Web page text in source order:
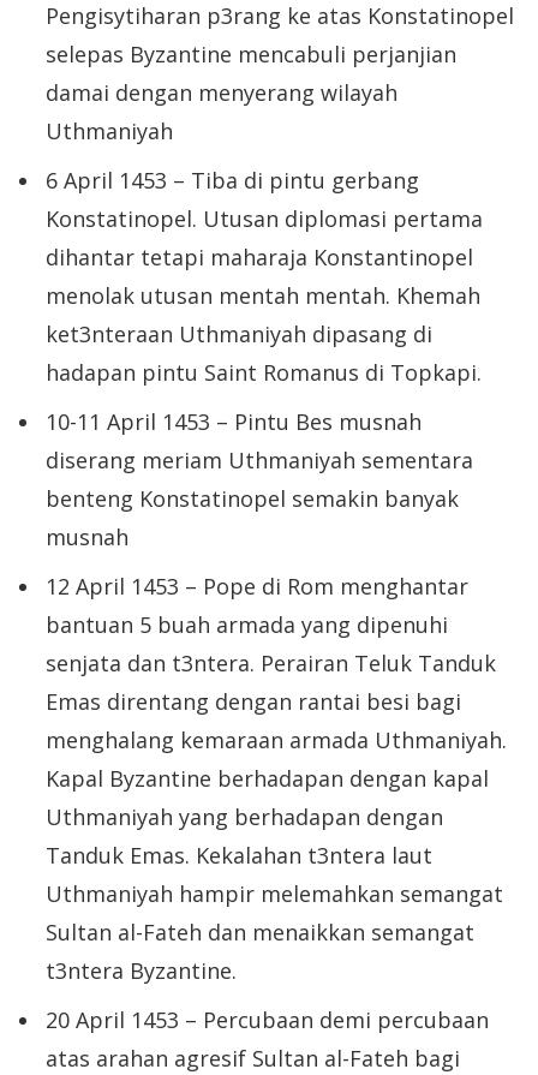
Pengisytiharan p3rang ke atas Konstatinopel
selepas Byzantine mencabuli perjanjian
damai dengan menyerang wilayah
Uthmaniyah
6 April 1453 – Tiba di pintu gerbang
Konstatinopel. Utusan diplomasi pertama
dihantar tetapi maharaja Konstantinopel
menolak utusan mentah mentah. Khemah
ket3nteraan Uthmaniyah dipasang di
hadapan pintu Saint Romanus di Topkapi.
10-11 April 1453 – Pintu Bes musnah
diserang meriam Uthmaniyah sementara
benteng Konstatinopel semakin banyak
musnah
12 April 1453 – Pope di Rom menghantar
bantuan 5 buah armada yang dipenuhi
senjata dan t3ntera. Perairan Teluk Tanduk
Emas direntang dengan rantai besi bagi
menghalang kemaraan armada Uthmaniyah.
Kapal Byzantine berhadapan dengan kapal
Uthmaniyah yang berhadapan dengan
Tanduk Emas. Kekalahan t3ntera laut
Uthmaniyah hampir melemahkan semangat
Sultan al-Fateh dan menaikkan semangat
t3ntera Byzantine.
20 April 1453 – Percubaan demi percubaan
atas arahan agresif Sultan al-Fateh bagi